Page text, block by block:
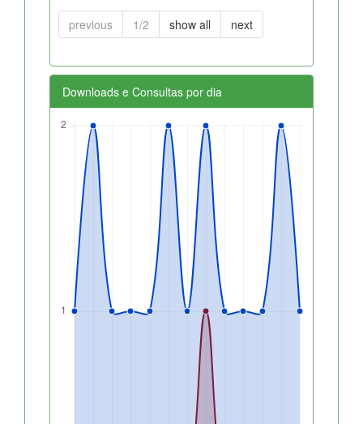
previous 1/2 show all next
Downloads e Consultas por dia